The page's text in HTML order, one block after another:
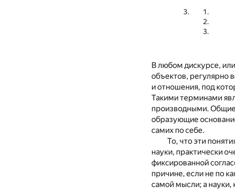
В любом дискурсе,
объектов, регулярно
и отношения, под
Такими терминами
производными. Общие
образующие
самих по себе.
То, что эти
науки, практически
фиксированной
причине, если не по
самой мысли; а